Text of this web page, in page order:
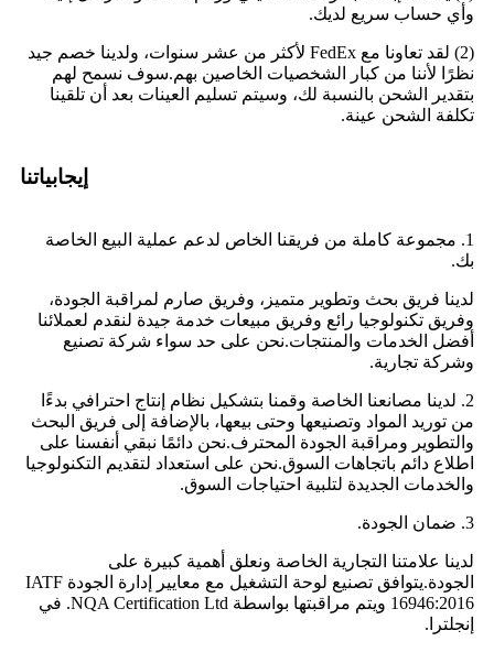
وأي حساب سريع لديك.
(2) لقد تعاونا مع FedEx لأكثر من عشر سنوات، ولدينا خصم جيد
نظرًا لأننا من كبار الشخصيات الخاصين بهم.سوف نسمح لهم
بتقدير الشحن بالنسبة لك، وسيتم تسليم العينات بعد أن تلقينا
تكلفة الشحن عينة.
إيجابياتنا
1. مجموعة كاملة من فريقنا الخاص لدعم عملية البيع الخاصة
بك.
لدينا فريق بحث وتطوير متميز، وفريق صارم لمراقبة الجودة،
وفريق تكنولوجيا رائع وفريق مبيعات خدمة جيدة لنقدم لعملائنا
أفضل الخدمات والمنتجات.نحن على حد سواء شركة تصنيع
وشركة تجارية.
2. لدينا مصانعنا الخاصة وقمنا بتشكيل نظام إنتاج احترافي بدءًا
من توريد المواد وتصنيعها وحتى بيعها، بالإضافة إلى فريق البحث
والتطوير ومراقبة الجودة المحترف.نحن دائمًا نبقي أنفسنا على
اطلاع دائم باتجاهات السوق.نحن على استعداد لتقديم التكنولوجيا
والخدمات الجديدة لتلبية احتياجات السوق.
3. ضمان الجودة.
لدينا علامتنا التجارية الخاصة ونعلق أهمية كبيرة على
الجودة.يتوافق تصنيع لوحة التشغيل مع معايير إدارة الجودة IATF
16946:2016 ويتم مراقبتها بواسطة NQA Certification Ltd. في
إنجلترا.